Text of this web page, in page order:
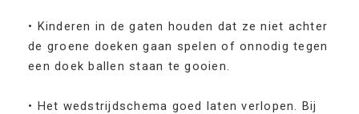
• Kinderen in de gaten houden dat ze niet achter
de groene doeken gaan spelen of onnodig tegen
een doek ballen staan te gooien.
• Het wedstrijdschema goed laten verlopen. Bij